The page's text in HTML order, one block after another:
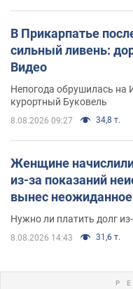
В Прикарпатье
сильный ливень:
Видео
Непогода обрушилась на
курортный Буковель
8.08.2026 09:27 34,8 т.
Женщине начислили
из-за показаний
вынес
Нужно ли платить долг
8.08.2026 14:43 31,6 т.